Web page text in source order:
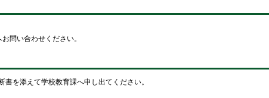
問い合わせください。
を添えて学校教育課へ申し出てください。